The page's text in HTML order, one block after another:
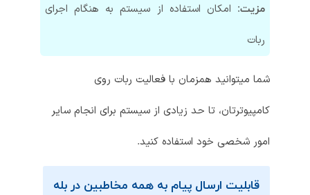
مزیت:امکان استفاده از سیستم به هنگام اجرای
ربات
شما میتوانید همزمان با فعالیت ربات روی
کامپیوترتان، تا حد زیادی از سیستم برای انجام سایر
امور شخصی خود استفاده کنید.
قابلیت ارسال پیام به همه مخاطبین در بله